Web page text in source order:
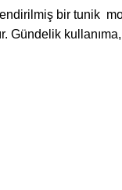
bir tunik
Gündelik kullanıma,